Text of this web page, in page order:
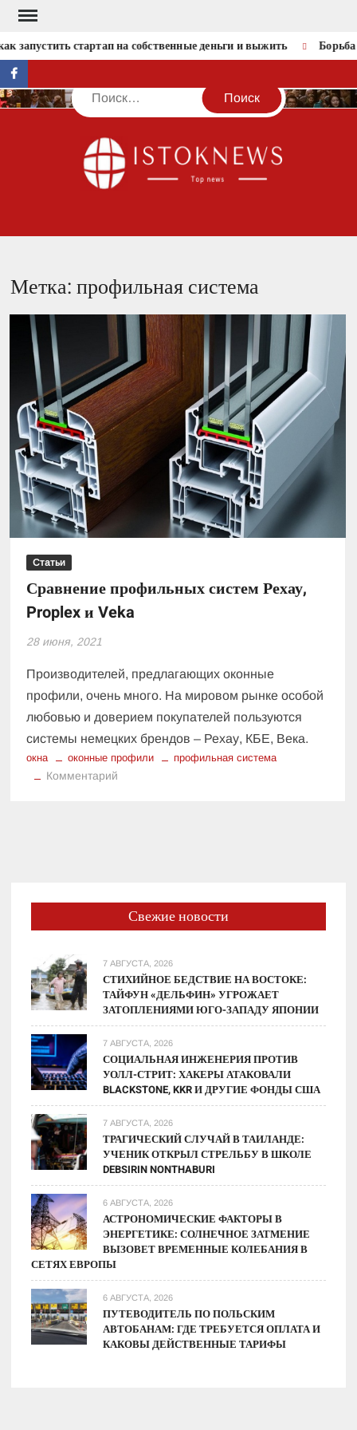
Перейти
содержимому
запустить стартап на собственные деньги и выжить
facebook
Поиск
Метка:профильная система
Статьи
Сравнение профильных систем Рехау,
Proplex и Veka
28 июня, 2021
Производителей, предлагающих оконные
профили, очень много. На мировом рынке особой
любовью и доверием покупателей пользуются
системы немецких брендов – Рехау, КБЕ, Века.
окна оконные профили профильная система
Комментарий
Veka
Свежие новости
7 АВГУСТА, 2026
СТИХИЙНОЕ БЕДСТВИЕ НА ВОСТОКЕ:
ТАЙФУН «ДЕЛЬФИН» УГРОЖАЕТ
ЗАТОПЛЕНИЯМИ ЮГО-ЗАПАДУ ЯПОНИИ
7 АВГУСТА, 2026
СОЦИАЛЬНАЯ ИНЖЕНЕРИЯ ПРОТИВ
УОЛЛ-СТРИТ: ХАКЕРЫ АТАКОВАЛИ
BLACKSTONE, KKR И ДРУГИЕ ФОНДЫ США
7 АВГУСТА, 2026
ТРАГИЧЕСКИЙ СЛУЧАЙ В ТАИЛАНДЕ:
УЧЕНИК ОТКРЫЛ СТРЕЛЬБУ В ШКОЛЕ
DEBSIRIN NONTHABURI
6 АВГУСТА, 2026
АСТРОНОМИЧЕСКИЕ ФАКТОРЫ В
ЭНЕРГЕТИКЕ: СОЛНЕЧНОЕ ЗАТМЕНИЕ
ВЫЗОВЕТ ВРЕМЕННЫЕ КОЛЕБАНИЯ В
СЕТЯХ ЕВРОПЫ
6 АВГУСТА, 2026
ПУТЕВОДИТЕЛЬ ПО ПОЛЬСКИМ
АВТОБАНАМ: ГДЕ ТРЕБУЕТСЯ ОПЛАТА И
КАКОВЫ ДЕЙСТВЕННЫЕ ТАРИФЫ